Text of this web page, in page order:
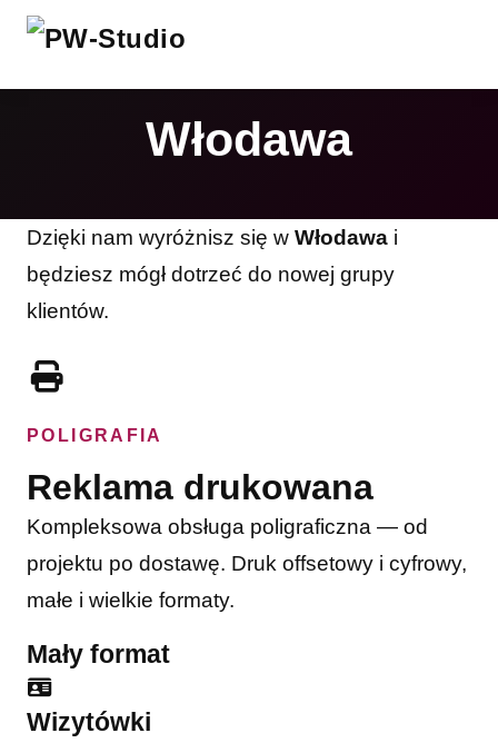
Włodawa
Dzięki nam wyróżnisz się w Włodawa i
będziesz mógł dotrzeć do nowej grupy
klientów.
POLIGRAFIA
Reklama drukowana
Kompleksowa obsługa poligraficzna — od
projektu po dostawę. Druk offsetowy i cyfrowy,
małe i wielkie formaty.
Mały format
Wizytówki